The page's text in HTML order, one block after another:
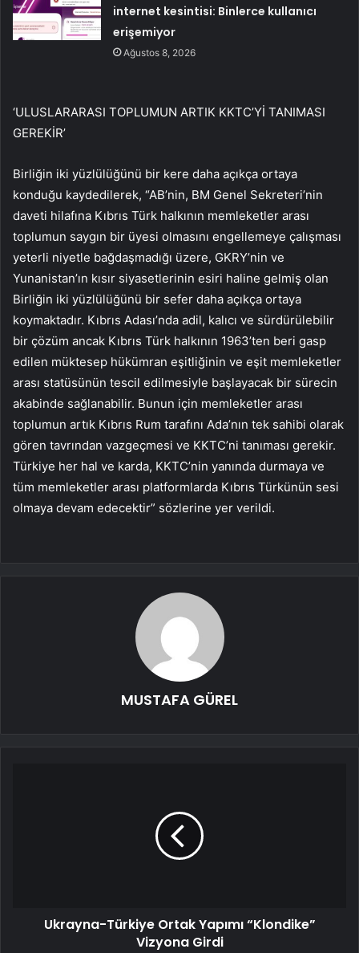
internet kesintisi: Binlerce kullanıcı
erişemiyor
Ağustos 8, 2026
‘ULUSLARARASI TOPLUMUN ARTIK KKTC’Yİ TANIMASI
GEREKİR’
Birliğin iki yüzlülüğünü bir kere daha açıkça ortaya
konduğu kaydedilerek, “AB’nin, BM Genel Sekreteri’nin
daveti hilafına Kıbrıs Türk halkının memleketler arası
toplumun saygın bir üyesi olmasını engellemeye çalışması
yeterli niyetle bağdaşmadığı üzere, GKRY’nin ve
Yunanistan’ın kısır siyasetlerinin esiri haline gelmiş olan
Birliğin iki yüzlülüğünü bir sefer daha açıkça ortaya
koymaktadır. Kıbrıs Adası’nda adil, kalıcı ve sürdürülebilir
bir çözüm ancak Kıbrıs Türk halkının 1963’ten beri gasp
edilen müktesep hükümran eşitliğinin ve eşit memleketler
arası statüsünün tescil edilmesiyle başlayacak bir sürecin
akabinde sağlanabilir. Bunun için memleketler arası
toplumun artık Kıbrıs Rum tarafını Ada’nın tek sahibi olarak
gören tavrından vazgeçmesi ve KKTC’ni tanıması gerekir.
Türkiye her hal ve karda, KKTC’nin yanında durmaya ve
tüm memleketler arası platformlarda Kıbrıs Türkünün sesi
olmaya devam edecektir” sözlerine yer verildi.
MUSTAFA GÜREL
Ukrayna-Türkiye Ortak Yapımı “Klondike”
Vizyona Girdi